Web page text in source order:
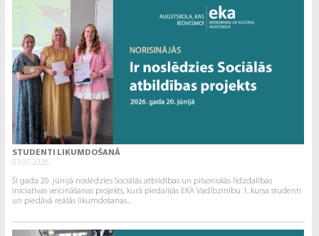
STUDENTI LIKUMDOŠANĀ
01.07.2026.
Šī gada 20. jūnijā noslēdzies Sociālās atbildības un pilsoniskās līdzdalības
iniciatīvas veicināšanas projekts, kurā piedalījās EKA Vadībzinību 1. kursa studenti
un piedāvā reālās likumdošanas...